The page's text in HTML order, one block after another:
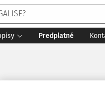
Predplatné